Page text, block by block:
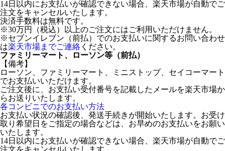
14日以内にお支払いが確認できない場合、楽天市場が自動でご
注文をキャンセルいたします。
決済手数料は無料です。
※30万円（税込）以上のご注文にはご利用いただけません。
※セブンイレブン（前払）でのお支払いに関するお問い合わせ
は楽天市場までご連絡 ください。
ファミリーマート、ローソン等（前払）
【備考】
ローソン、ファミリーマート、ミニストップ、セイコーマート
でお支払いいただけます。
ご注文後に、お支払い受付番号を記載したメールを楽天市場か
らお送りいたします。
各コンビニでのお支払い方法
お支払い状況の確認後、発送手続きが開始いたします。お受け
取り希望日をご指定の場合などは、お早めのお支払いをお願い
いたします。
14日以内にお支払いが確認できない場合、楽天市場が自動でご
注文をキャンセルいたします。